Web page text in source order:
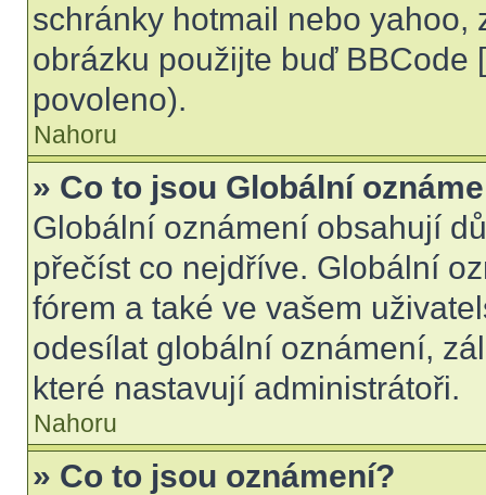
schránky hotmail nebo yahoo,
obrázku použijte buď BBCode
povoleno).
Nahoru
» Co to jsou Globální
Globální oznámení obsahují
přečíst co nejdříve. Globální
fórem a také ve vašem
odesílat globální oznámení,
které nastavují administrátoři.
Nahoru
» Co to jsou oznámení?